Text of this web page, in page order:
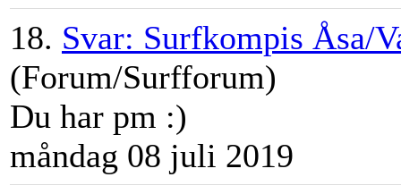
18. Svar: Surfkompis Åsa/
(Forum/Surfforum)
Du har pm :)
måndag 08 juli 2019